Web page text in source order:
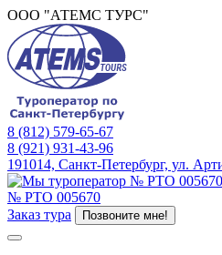
ООО "АТЕМС ТУРС"
8 (812) 579-65-67
8 (921) 931-43-96
191014, Санкт-Петербург, ул.
№ РТО 005670
Заказ тура
Позвоните мне!